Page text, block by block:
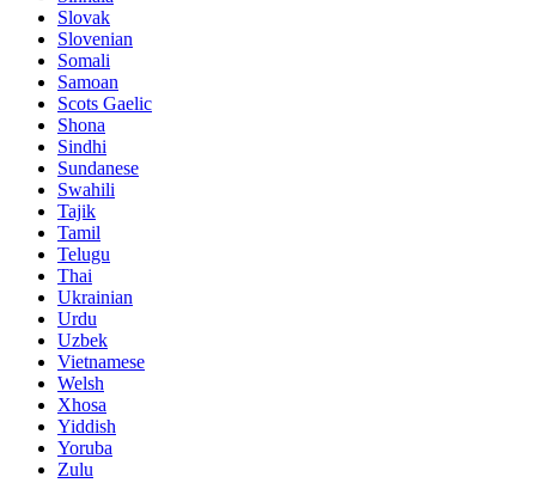
Slovak
Slovenian
Somali
Samoan
Scots Gaelic
Shona
Sindhi
Sundanese
Swahili
Tajik
Tamil
Telugu
Thai
Ukrainian
Urdu
Uzbek
Vietnamese
Welsh
Xhosa
Yiddish
Yoruba
Zulu